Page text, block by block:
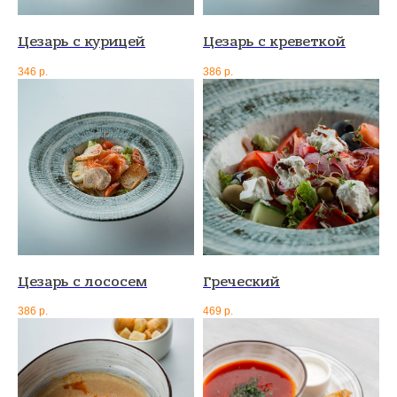
Цезарь с курицей
346 р.
Цезарь с креветкой
386 р.
Цезарь с лососем
386 р.
Греческий
469 р.
+7 (991) 513-37-75
concept.bar@mail.ru
+7 (991) 513-37-75
concept.bar@mail.ru